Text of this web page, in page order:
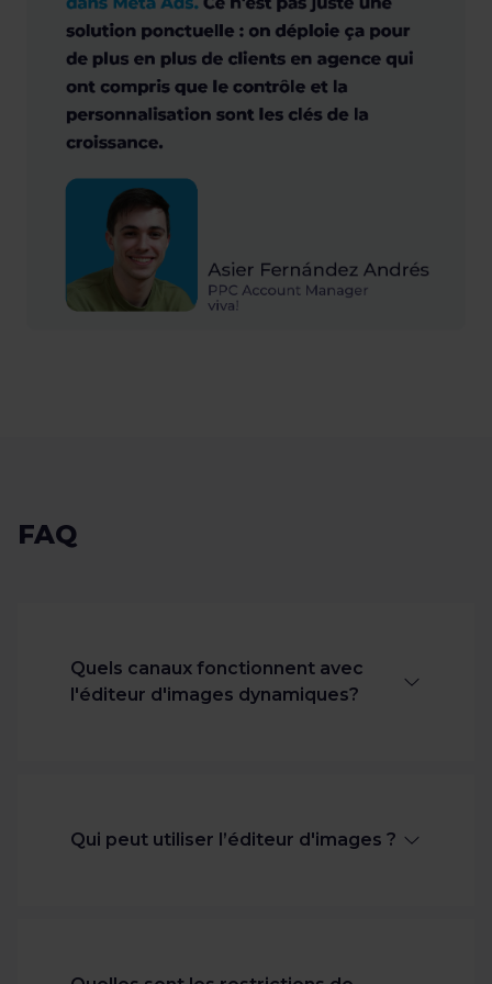
FAQ
Quels canaux fonctionnent avec
l'éditeur d'images dynamiques?
compatibles avec Channable.
Qui peut utiliser l’éditeur d'images ?